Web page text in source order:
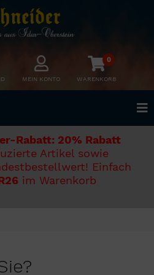
MEIN KONTO
0
WARENKORB
Rabatt: 20% Rabatt
Artikel sowie
Einfach
im Warenkorb